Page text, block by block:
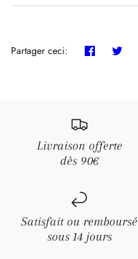
Partager ceci: Partager
Livraison offerte
dès 90€
Satisfait ou remboursé
sous 14 jours